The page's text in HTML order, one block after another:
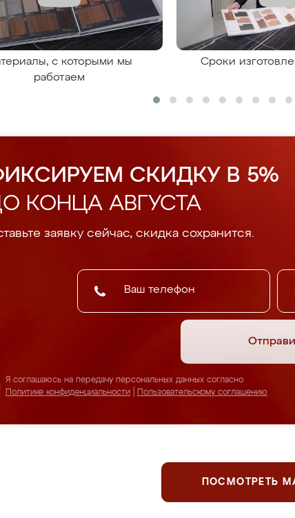
с которыми мы
работаем
Сроки
СКИДКУ В 5%
КОНЦА АВГУСТА
заявку сейчас, скидка сохранится.
Я соглашаюсь на передачу персональных данных согласно
Политике конфиденциальности
Пользовательскому соглашению
ПОСМОТРЕТЬ